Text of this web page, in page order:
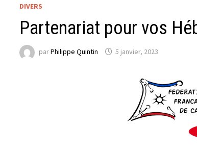
DIVERS
Partenariat pour vos
parPhilippe Quintin 5 janvier, 2023